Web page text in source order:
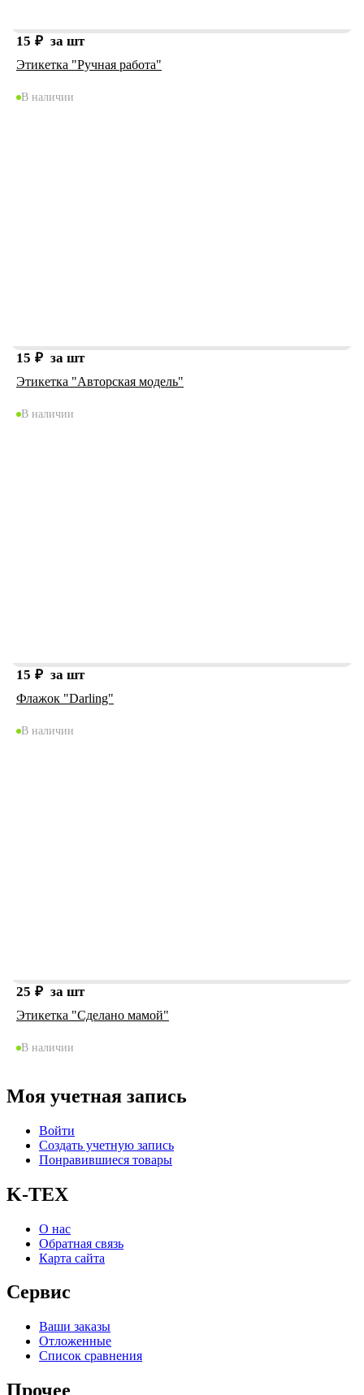
15 ₽ за шт
Этикетка "Ручная работа"
В наличии
15 ₽ за шт
Этикетка "Авторская модель"
В наличии
15 ₽ за шт
Флажок "Darling"
В наличии
25 ₽ за шт
Этикетка "Сделано мамой"
В наличии
Моя учетная запись
Войти
Создать учетную запись
Понравившиеся товары
K-TEX
О нас
Обратная связь
Карта сайта
Сервис
Ваши заказы
Отложенные
Список сравнения
Прочее